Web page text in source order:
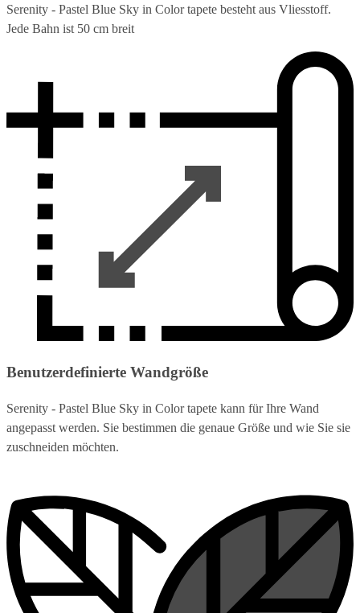
Serenity - Pastel Blue Sky in Color tapete besteht aus Vliesstoff.
Jede Bahn ist 50 cm breit
Benutzerdefinierte Wandgröße
Serenity - Pastel Blue Sky in Color tapete kann für Ihre Wand
angepasst werden. Sie bestimmen die genaue Größe und wie Sie sie
zuschneiden möchten.